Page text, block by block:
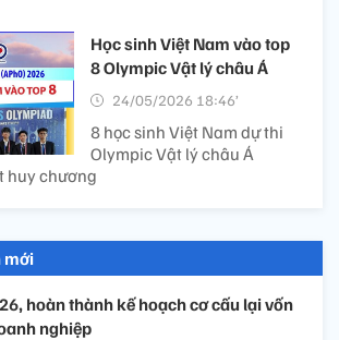
Học sinh Việt Nam vào top
8 Olympic Vật lý châu Á
24/05/2026 18:46’
8 học sinh Việt Nam dự thi
Olympic Vật lý châu Á
huy chương
mới
hoàn thành kế hoạch cơ cấu lại vốn
nghiệp